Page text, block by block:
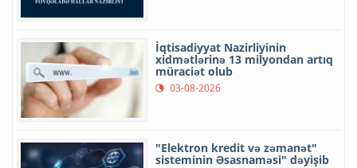
İqtisadiyyat Nazirliyinin
xidmətlərinə 13 milyondan artıq
müraciət olub
03-08-2026
"Elektron kredit və zəmanət"
sisteminin Əsasnaməsi" dəyişib